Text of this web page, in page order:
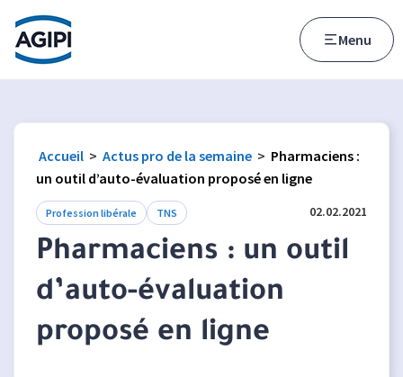
Accès au menu
Accès au contenu principal
Menu
Accueil > Actus pro de la semaine > Pharmaciens :
un outil d’auto-évaluation proposé en ligne
Profession libérale TNS 02.02.2021
Pharmaciens : un outil
d’auto-évaluation
proposé en ligne